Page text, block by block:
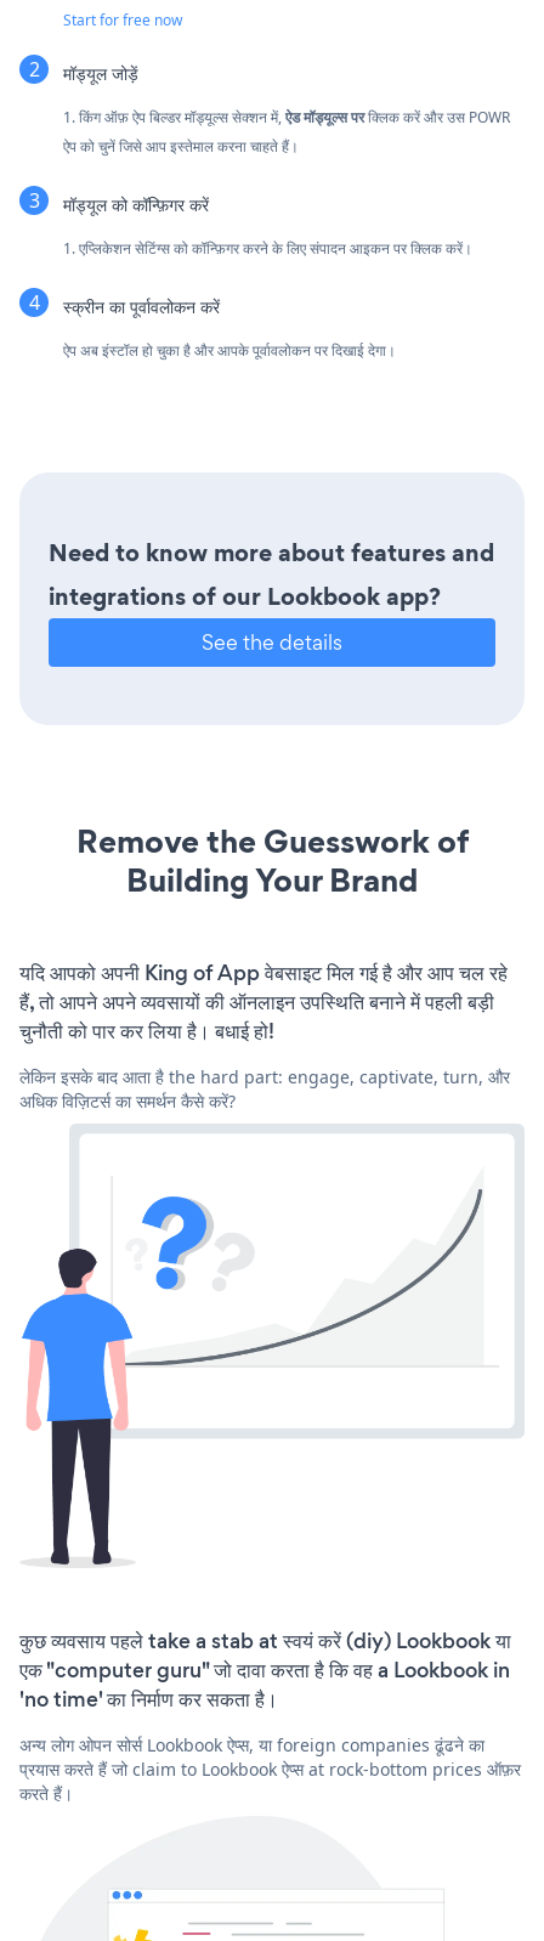
Start for free now
मॉड्यूल जोड़ें
1. किंग ऑफ़ ऐप बिल्डर मॉड्यूल्स सेक्शन में,ऐड मॉड्यूल्स परक्लिक करें और उस POWR
ऐप को चुनें जिसे आप इस्तेमाल करना चाहते हैं।
मॉड्यूल को कॉन्फ़िगर करें
1. एप्लिकेशन सेटिंग्स को कॉन्फ़िगर करने के लिए संपादन आइकन पर क्लिक करें।
स्क्रीन का पूर्वावलोकन करें
ऐप अब इंस्टॉल हो चुका है और आपके पूर्वावलोकन पर दिखाई देगा।
Need to know more about features and
integrations of our Lookbook app?
See the details
Remove the Guesswork of
Building Your Brand
यदि आपको अपनी King of App वेबसाइट मिल गई है और आप चल रहे
हैं, तो आपने अपने व्यवसायों की ऑनलाइन उपस्थिति बनाने में पहली बड़ी
चुनौती को पार कर लिया है। बधाई हो!
लेकिन इसके बाद आता है the hard part: engage, captivate, turn, और
अधिक विज़िटर्स का समर्थन कैसे करें?
कुछ व्यवसाय पहले take a stab at स्वयं करें (diy) Lookbook या
एक "computer guru" जो दावा करता है कि वह a Lookbook in
'no time' का निर्माण कर सकता है।
अन्य लोग ओपन सोर्स Lookbook ऐप्स, या foreign companies ढूंढने का
प्रयास करते हैं जो claim to Lookbook ऐप्स at rock-bottom prices ऑफ़र
करते हैं।